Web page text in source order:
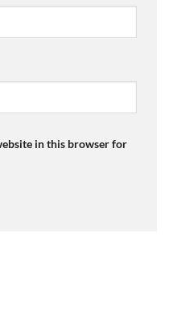
in this browser for